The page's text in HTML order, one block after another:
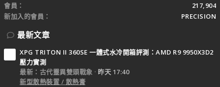
會員
217,904
新加入的會員
PRECISION
最新文章
XPG TRITON II 360SE 一體式水冷開箱評測：AMD R9 9950X3D2
壓力實測
最新：古代靈異雙頭戰象
昨天 17:40
新型散熱裝置 / 散熱膏